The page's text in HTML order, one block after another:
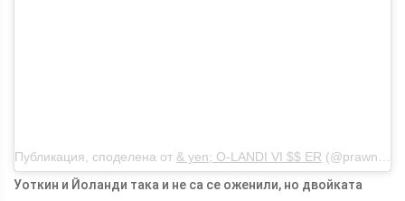
Публикация, споделена от & yen; O-LANDI VI $$ ER (@prawn_star) на 14 септември 2018 г. в 1:41 ч. PDT
Уоткин и Йоланди така и не са се оженили, но двойката